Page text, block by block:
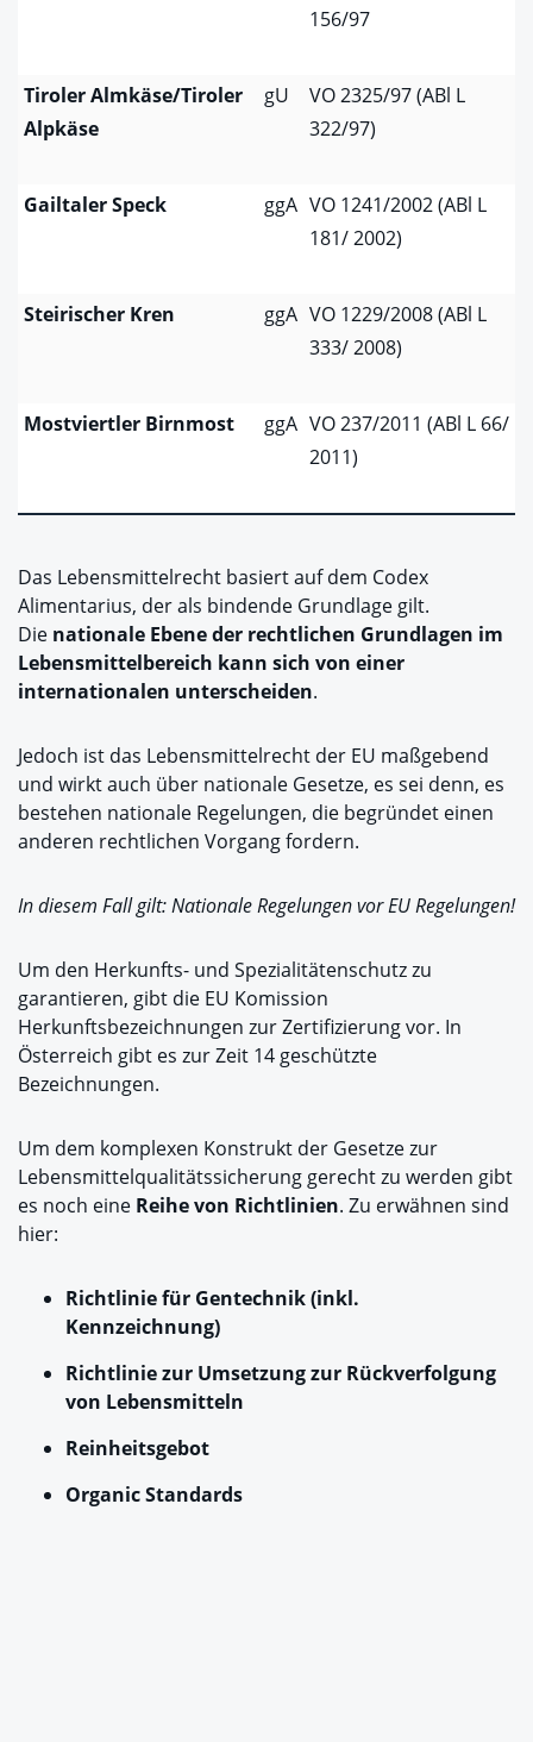
156/97
Tiroler Almkäse/Tiroler
Alpkäse
gU
VO 2325/97 (ABl L
322/97)
Gailtaler Speck ggA VO 1241/2002 (ABl L
181/ 2002)
Steirischer Kren ggA VO 1229/2008 (ABl L
333/ 2008)
Mostviertler Birnmost ggA VO 237/2011 (ABl L 66/
2011)
Das Lebensmittelrecht basiert auf dem Codex
Alimentarius, der als bindende Grundlage gilt.
Die nationale Ebene der rechtlichen Grundlagen im
Lebensmittelbereich kann sich von einer
internationalen unterscheiden.
Jedoch ist das Lebensmittelrecht der EU maßgebend
und wirkt auch über nationale Gesetze, es sei denn, es
bestehen nationale Regelungen, die begründet einen
anderen rechtlichen Vorgang fordern.
In diesem Fall gilt: Nationale Regelungen vor EU Regelungen!
Um den Herkunfts- und Spezialitätenschutz zu
garantieren, gibt die EU Komission
Herkunftsbezeichnungen zur Zertifizierung vor. In
Österreich gibt es zur Zeit 14 geschützte
Bezeichnungen.
Um dem komplexen Konstrukt der Gesetze zur
Lebensmittelqualitätssicherung gerecht zu werden gibt
es noch eine Reihe von Richtlinien. Zu erwähnen sind
hier:
Richtlinie für Gentechnik (inkl.
Kennzeichnung)
Richtlinie zur Umsetzung zur Rückverfolgung
von Lebensmitteln
Reinheitsgebot
Organic Standards